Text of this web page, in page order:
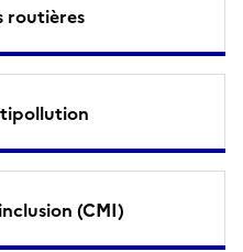
routières
(CMI)